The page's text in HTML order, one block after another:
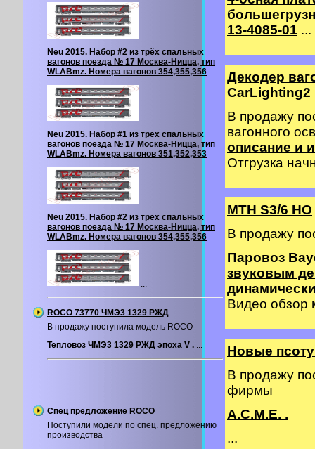
Neu 2015. Набор #2 из трёх спальных
вагонов поезда № 17 Москва-Ницца, тип
WLABmz. Номера вагонов 354,355,356
Neu 2015. Набор #1 из трёх спальных
вагонов поезда № 17 Москва-Ницца, тип
WLABmz. Номера вагонов 351,352,353
Neu 2015. Набор #2 из трёх спальных
вагонов поезда № 17 Москва-Ницца, тип
WLABmz. Номера вагонов 354,355,356
ROCO 73770 ЧМЭ3 1329 РЖД
В продажу поступила модель ROCO
Тепловоз ЧМЭ3 1329 РЖД эпоха V . ...
Спец предложение ROCO
Поступили модели по спец. предложению
производства
13-4085-01 ...
Декодер
CarLighting2
В продажу
вагонного
описание и
Отгрузка
MTH S3/6 HO
В продажу
Паровоз
звуковым
Видео обзор
Новые
В продажу
фирмы
A.C.M.E. .
...